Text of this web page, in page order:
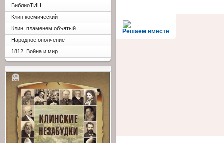
Решаем вместе
БиблиоТИЦ
Клин космический
Клин, пламенем объятый
Народное ополчение
1812. Война и мир